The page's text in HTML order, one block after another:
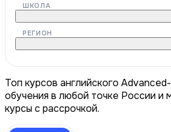
ШКОЛА
РЕГИОН
Топ курсов английского
обучения в любой точке России и
курсы с рассрочкой.